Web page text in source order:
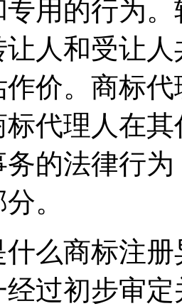
用的行为
让人和受让
价。商标
代理人在
务的法律行
。
么商标注
过初步审